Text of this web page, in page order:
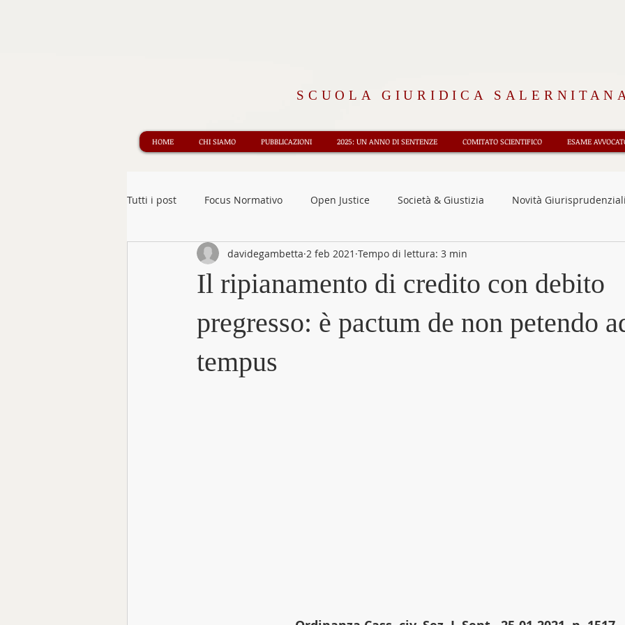
SCUOLA GIURIDICA
HOME CHI SIAMO PUBBLICAZIONI 2025: UN ANNO DI SENTENZE COMITATO SCIENTIFICO ESAME
Tutti i post Focus Normativo Open Justice Società & Giustizia Novità
Informazione Giuridica Recensioni Osservatorio CEDU
Editoriali News
Focus Talk
Il ripianamento di credito con debito
pregresso: è pactum de non petendo
tempus
davidegambetta 2 feb 2021 Tempo di lettura: 3 min